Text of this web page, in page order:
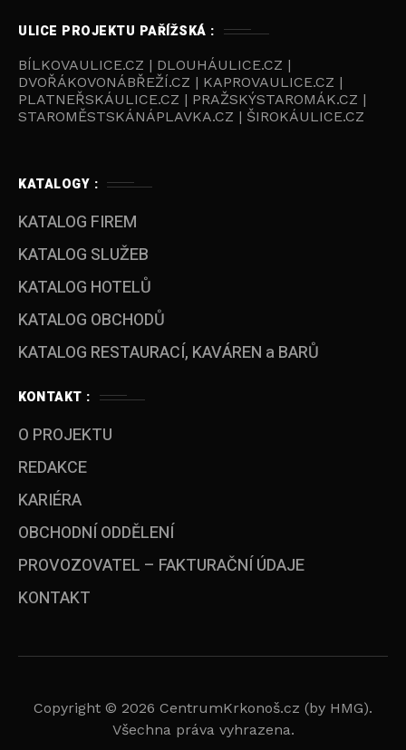
ULICE PROJEKTU PAŘÍŽSKÁ :
BÍLKOVAULICE.CZ | DLOUHÁULICE.CZ |
DVOŘÁKOVONÁBŘEŽÍ.CZ | KAPROVAULICE.CZ |
PLATNEŘSKÁULICE.CZ | PRAŽSKÝSTAROMÁK.CZ |
STAROMĚSTSKÁNÁPLAVKA.CZ | ŠIROKÁULICE.CZ
KATALOGY :
KATALOG FIREM
KATALOG SLUŽEB
KATALOG HOTELŮ
KATALOG OBCHODŮ
KATALOG RESTAURACÍ, KAVÁREN a BARŮ
KONTAKT :
O PROJEKTU
REDAKCE
KARIÉRA
OBCHODNÍ ODDĚLENÍ
PROVOZOVATEL – FAKTURAČNÍ ÚDAJE
KONTAKT
Copyright © 2026 CentrumKrkonoš.cz (by HMG).
Všechna práva vyhrazena.